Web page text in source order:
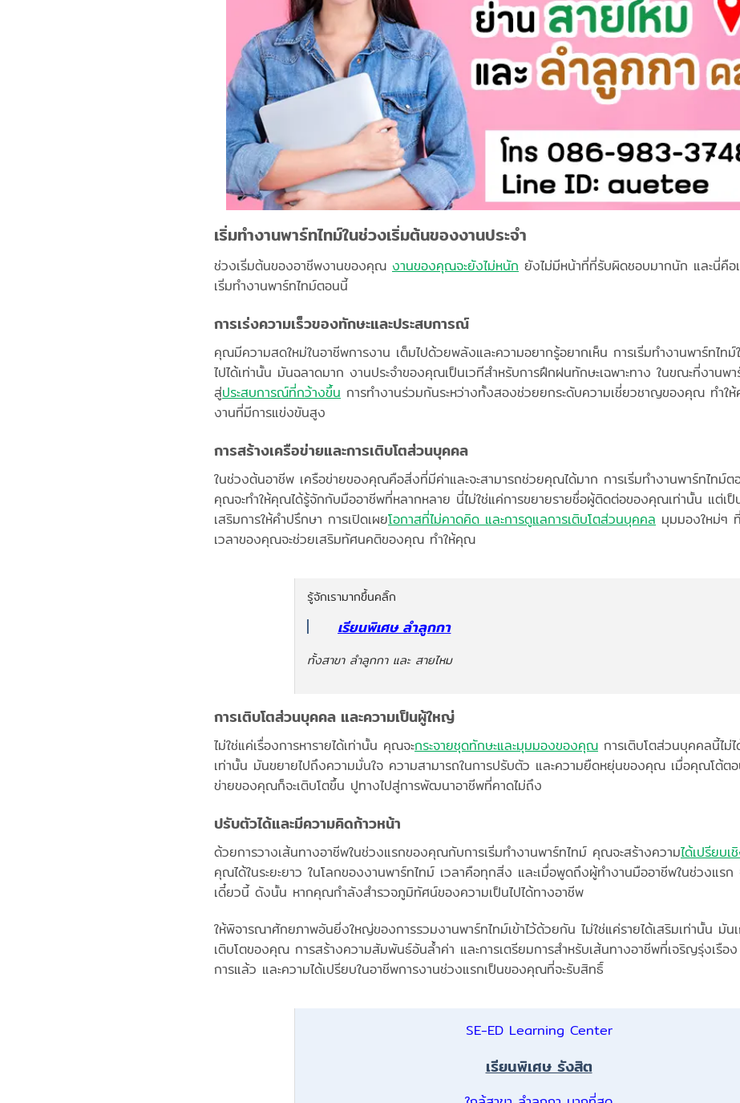
เริ่มทำงานพาร์ทไทม์ในช่วงเริ่มต้นของงานประจำ
ช่วงเริ่มต้นของอาชีพงานของคุณ งานของคุณจะยังไม่หนัก ยังไม่มีหน้าที่ที่รับผิดชอบมากนัก และนี่คือ
เริ่มทำงานพาร์ทไทม์ตอนนี้
การเร่งความเร็วของทักษะและประสบการณ์
คุณมีความสดใหม่ในอาชีพการงาน เต็มไปด้วยพลังและความอยากรู้อยากเห็น การเริ่มทำงานพาร์ทไท
ไปได้เท่านั้น มันฉลาดมาก งานประจำของคุณเป็นเวทีสำหรับการฝึกฝนทักษะเฉพาะทาง ในขณะที่งานพ
สู่ประสบการณ์ที่กว้างขึ้น การทำงานร่วมกันระหว่างทั้งสองช่วยยกระดับความเชี่ยวชาญของคุณ ทำใ
งานที่มีการแข่งขันสูง
การสร้างเครือข่ายและการเติบโตส่วนบุคคล
ในช่วงต้นอาชีพ เครือข่ายของคุณคือสิ่งที่มีค่าและจะสามารถช่วยคุณได้มาก การเริ่มทำงานพาร์ทไทม์
คุณจะทำให้คุณได้รู้จักกับมืออาชีพที่หลากหลาย นี่ไม่ใช่แค่การขยายรายชื่อผู้ติดต่อของคุณเท่านั้น แต่เป็
เสริมการให้คำปรึกษา การเปิดเผยโอกาสที่ไม่คาดคิด และการดูแลการเติบโตส่วนบุคคล มุมมองใหม่ๆ
เวลาของคุณจะช่วยเสริมทัศนคติของคุณ ทำให้คุณ
รู้จักเรามากขึ้นคลิ๊ก
เรียนพิเศษ ลำลูกกา
ทั้งสาขา ลำลูกกา และ สายไหม
การเติบโตส่วนบุคคล และความเป็นผู้ใหญ่
ไม่ใช่แค่เรื่องการหารายได้เท่านั้น คุณจะกระจายชุดทักษะและมุมมองของคุณ การเติบโตส่วนบุคคลนี้ไม่
เท่านั้น มันขยายไปถึงความมั่นใจ ความสามารถในการปรับตัว และความยืดหยุ่นของคุณ เมื่อคุณโต้ต
ข่ายของคุณก็จะเติบโตขึ้น ปูทางไปสู่การพัฒนาอาชีพที่คาดไม่ถึง
ปรับตัวได้และมีความคิดก้าวหน้า
ด้วยการวางเส้นทางอาชีพในช่วงแรกของคุณกับการเริ่มทำงานพาร์ทไทม์ คุณจะสร้างความได้เปรียบ
คุณได้ในระยะยาว ในโลกของงานพาร์ทไทม์ เวลาคือทุกสิ่ง และเมื่อพูดถึงผู้ทำงานมืออาชีพในช่วงแร
เดี๋ยวนี้ ดังนั้น หากคุณกำลังสำรวจภูมิทัศน์ของความเป็นไปได้ทางอาชีพ
ให้พิจารณาศักยภาพอันยิ่งใหญ่ของการรวมงานพาร์ทไทม์เข้าไว้ด้วยกัน ไม่ใช่แค่รายได้เสริมเท่านั้น มัน
เติบโตของคุณ การสร้างความสัมพันธ์อันล้ำค่า และการเตรียมการสำหรับเส้นทางอาชีพที่เจริญรุ่งเรือ
การแล้ว และความได้เปรียบในอาชีพการงานช่วงแรกเป็นของคุณที่จะรับสิทธิ์
SE-ED Learning Center
เรียนพิเศษ รังสิต